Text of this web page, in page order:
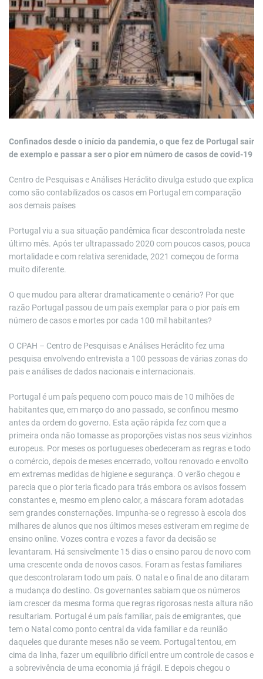
a
t
r
e
a
d
t
i
m
Confinados desde o início da pandemia, o que fez de Portugal sair
de exemplo e passar a ser o pior em número de casos de covid-19
Centro de Pesquisas e Análises Heráclito divulga estudo que explica
como são contabilizados os casos em Portugal em comparação
aos demais países
Portugal viu a sua situação pandêmica ficar descontrolada neste
último mês. Após ter ultrapassado 2020 com poucos casos, pouca
mortalidade e com relativa serenidade, 2021 começou de forma
muito diferente.
O que mudou para alterar dramaticamente o cenário? Por que
razão Portugal passou de um país exemplar para o pior país em
número de casos e mortes por cada 100 mil habitantes?
O CPAH – Centro de Pesquisas e Análises Heráclito fez uma
pesquisa envolvendo entrevista a 100 pessoas de várias zonas do
pais e análises de dados nacionais e internacionais.
Portugal é um país pequeno com pouco mais de 10 milhões de
habitantes que, em março do ano passado, se confinou mesmo
antes da ordem do governo. Esta ação rápida fez com que a
primeira onda não tomasse as proporções vistas nos seus vizinhos
europeus. Por meses os portugueses obedeceram as regras e todo
o comércio, depois de meses encerrado, voltou renovado e envolto
em extremas medidas de higiene e segurança. O verão chegou e
parecia que o pior teria ficado para trás embora os avisos fossem
constantes e, mesmo em pleno calor, a máscara foram adotadas
sem grandes consternações. Impunha-se o regresso à escola dos
milhares de alunos que nos últimos meses estiveram em regime de
ensino online. Vozes contra e vozes a favor da decisão se
levantaram. Há sensivelmente 15 dias o ensino parou de novo com
uma crescente onda de novos casos. Foram as festas familiares
que descontrolaram todo um país. O natal e o final de ano ditaram
a mudança do destino. Os governantes sabiam que os números
iam crescer da mesma forma que regras rigorosas nesta altura não
resultariam. Portugal é um país familiar, país de emigrantes, que
tem o Natal como ponto central da vida familiar e da reunião
daqueles que durante meses não se veem. Portugal tentou, em
cima da linha, fazer um equilíbrio difícil entre um controle de casos e
a sobrevivência de uma economia já frágil. E depois chegou o